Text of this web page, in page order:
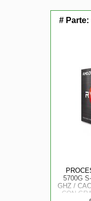
# Parte:
5700G
GHZ /
CON